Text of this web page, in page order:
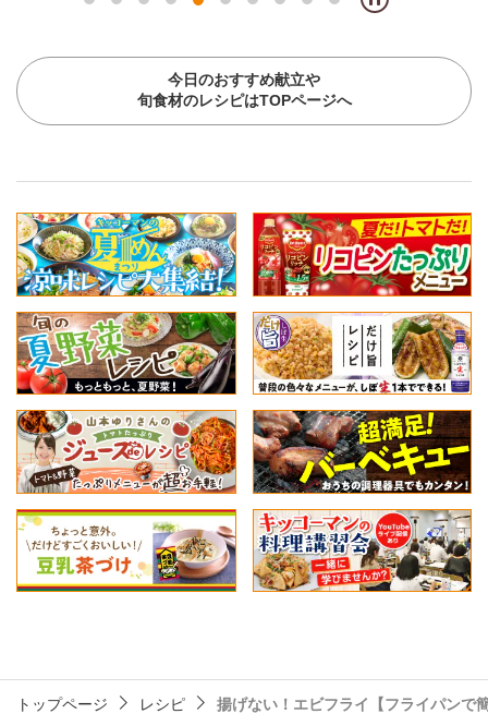
今日のおすすめ献立や
旬食材のレシピはTOPページへ
トップページ レシピ 揚げない！エビフライ【フライパンで